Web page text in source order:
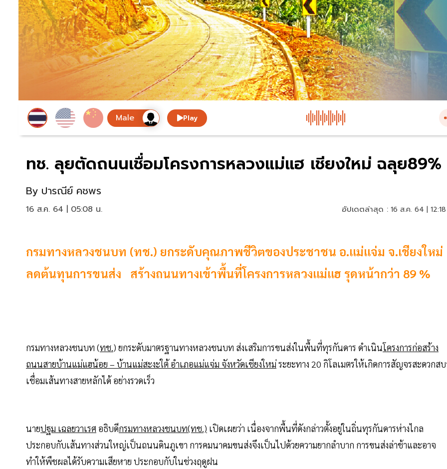
Play
ทช. ลุยตัดถนนเชื่อมโครงการหลวงแม่แฮ เชียงใหม่ ฉลุย89%
By ปารณีย์ คชพร
16 ส.ค. 64 | 05:08 น. อัปเดตล่าสุด : 16 ส.ค. 64 |
กรมทางหลวงชนบท (ทช.) ยกระดับคุณภาพชีวิตของประชาชน อ.แม่แจ่ม จ.เชียงใหม่
ลดต้นทุนการขนส่ง สร้างถนนทางเข้าพื้นที่โครงการหลวงแม่แฮ รุดหน้ากว่า 89 %
กรมทางหลวงชนบท (ทช.) ยกระดับมาตรฐานทางหลวงชนบท ส่งเสริมการขนส่งในพื้นที่ทุรกันดาร ดำเนินโครงการก่อสร้าง
ถนนสายบ้านแม่แฮน้อย – บ้านแม่สะงะใต้ อำเภอแม่แจ่ม จังหวัดเชียงใหม่ระยะทาง 20 กิโลเมตรให้เกิดการสัญจรสะดวกส
เชื่อมเส้นทางสายหลักได้ อย่างรวดเร็ว
นายปฐม เฉลยวาเรศ อธิบดีกรมทางหลวงชนบท(ทช.) เปิดเผยว่า เนื่องจากพื้นที่ดังกล่าวตั้งอยู่ในถิ่นทุรกันดารห่างไกล
ประกอบกับเส้นทางส่วนใหญ่เป็นถนนดินภูเขา การคมนาคมขนส่งจึงเป็นไปด้วยความยากลำบาก การขนส่งล่าช้าและอาจ
ทำให้พืชผลได้รับความเสียหาย ประกอบกับในช่วงฤดูฝน